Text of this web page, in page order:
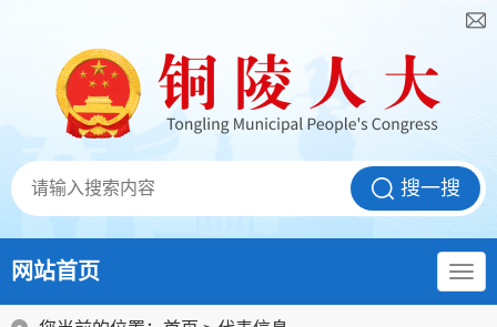
网站首页